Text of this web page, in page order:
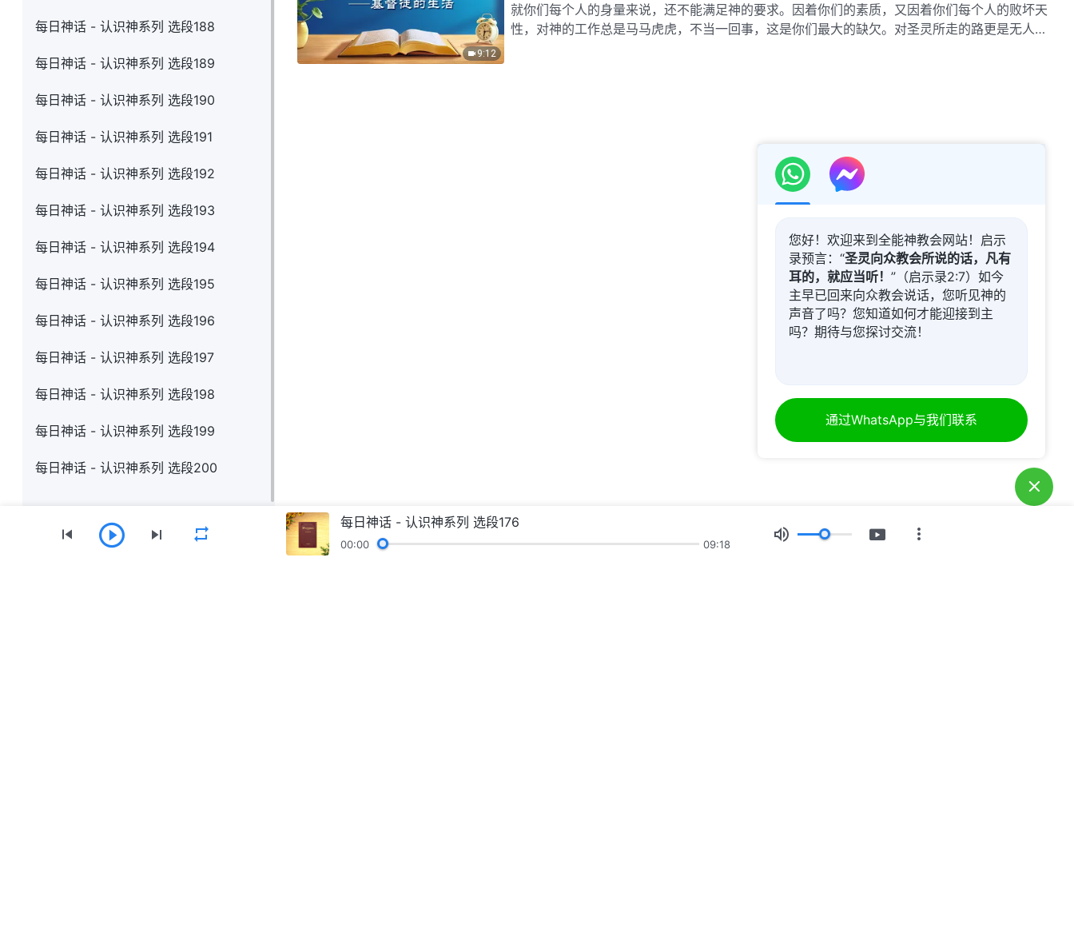
每日神话 - 认识神系列 选段188
每日神话 - 认识神系列 选段189
每日神话 - 认识神系列 选段190
每日神话 - 认识神系列 选段191
每日神话 - 认识神系列 选段192
每日神话 - 认识神系列 选段193
每日神话 - 认识神系列 选段194
每日神话 - 认识神系列 选段195
每日神话 - 认识神系列 选段196
每日神话 - 认识神系列 选段197
每日神话 - 认识神系列 选段198
每日神话 - 认识神系列 选段199
每日神话 - 认识神系列 选段200
9:12
就你们每个人的身量来说，还不能满足神的要求。因着你们的素质，又因着你们每个人的败坏天
性，对神的工作总是马马虎虎，不当一回事，这是你们最大的缺欠。对圣灵所走的路更是无人能
您好！欢迎来到全能神教会网站！启示
录预言：“圣灵向众教会所说的话，凡有
耳的，就应当听！ ”（启示录2:7）如今
主早已回来向众教会说话，您听见神的
声音了吗？您知道如何才能迎接到主
吗？期待与您探讨交流！
通过WhatsApp与我们联系
每日神话 - 认识神系列 选段176
00:00 09:18